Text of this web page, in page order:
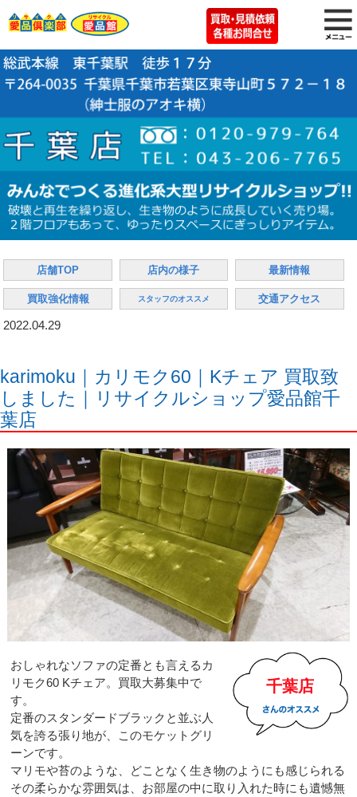
店舗TOP 店内の様子 最新情報
買取強化情報 スタッフのオススメ 交通アクセス
2022.04.29
karimoku｜カリモク60｜Kチェア 買取致
しました｜リサイクルショップ愛品館千
葉店
千葉店
おしゃれなソファの定番とも言えるカ
リモク60 Kチェア。買取大募集中で
す。
定番のスタンダードブラックと並ぶ人
気を誇る張り地が、このモケットグリ
ーンです。
マリモや苔のような、どことなく生き物のようにも感じられる
その柔らかな雰囲気は、お部屋の中に取り入れた時にも遺憾無